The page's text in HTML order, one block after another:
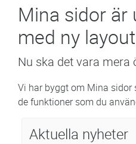
Mina sidor är
med ny
Nu ska det vara mera
Vi har byggt om Mina sidor
de funktioner som du
Aktuella nyheter